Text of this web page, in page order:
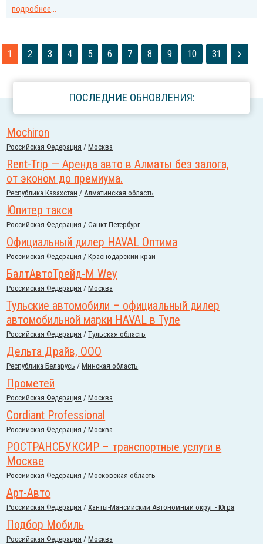
подробнее...
1 2 3 4 5 6 7 8 9 10 31
ПОСЛЕДНИЕ ОБНОВЛЕНИЯ:
Mochiron
Российcкая Федерация /Москва
Rent-Trip — Аренда авто в Алматы без залога,
от эконом до премиума.
Республика Казахстан /Алматинская область
Юпитер такси
Российcкая Федерация /Санкт-Петербург
Официальный дилер HAVAL Оптима
Российcкая Федерация /Краснодарский край
БалтАвтоТрейд-М Wey
Российcкая Федерация /Москва
Тульские автомобили – официальный дилер
автомобильной марки HAVAL в Туле
Российcкая Федерация /Тульская область
Дельта Драйв, ООО
Республика Беларусь /Минская область
Прометей
Российcкая Федерация /Москва
Cordiant Professional
Российcкая Федерация /Москва
РОСТРАНСБУКСИР – транспортные услуги в
Москве
Российcкая Федерация /Московская область
Арт-Авто
Российcкая Федерация /Ханты-Мансийский Автономный округ - Югра
Подбор Мобиль
Российcкая Федерация /Москва